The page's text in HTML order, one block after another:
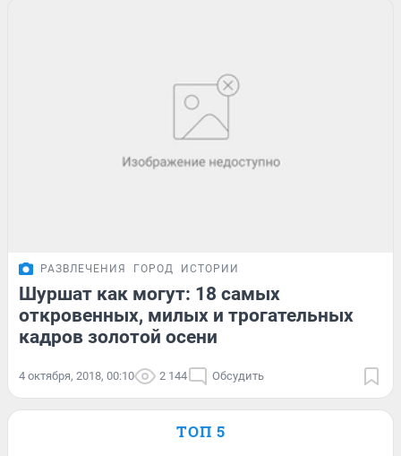
РАЗВЛЕЧЕНИЯ ГОРОД ИСТОРИИ
Шуршат как могут: 18 самых
откровенных, милых и трогательных
кадров золотой осени
4 октября, 2018, 00:10 2 144 Обсудить
ТОП 5